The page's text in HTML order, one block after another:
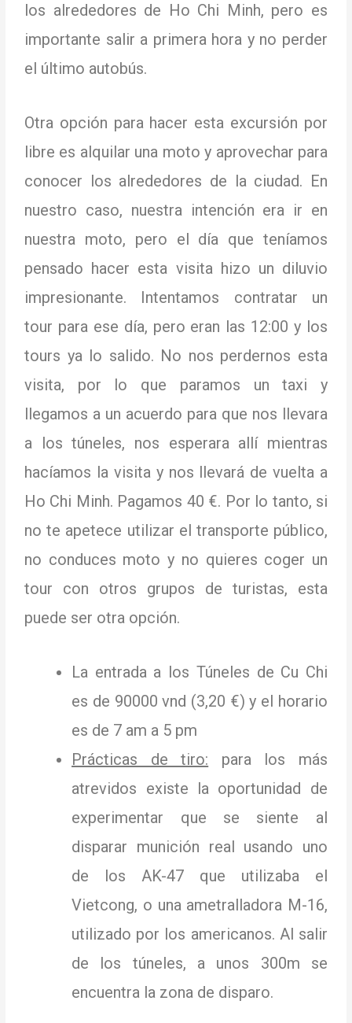
los alrededores de Ho Chi Minh, pero es
importante salir a primera hora y no perder
el último autobús.
Otra opción para hacer esta excursión por
libre es alquilar una moto y aprovechar para
conocer los alrededores de la ciudad. En
nuestro caso, nuestra intención era ir en
nuestra moto, pero el día que teníamos
pensado hacer esta visita hizo un diluvio
impresionante. Intentamos contratar un
tour para ese día, pero eran las 12:00 y los
tours ya lo salido. No nos perdernos esta
visita, por lo que paramos un taxi y
llegamos a un acuerdo para que nos llevara
a los túneles, nos esperara allí mientras
hacíamos la visita y nos llevará de vuelta a
Ho Chi Minh. Pagamos 40 €. Por lo tanto, si
no te apetece utilizar el transporte público,
no conduces moto y no quieres coger un
tour con otros grupos de turistas, esta
puede ser otra opción.
La entrada a los Túneles de Cu Chi
es de 90000 vnd (3,20 €) y el horario
es de 7 am a 5 pm
Prácticas de tiro: para los más
atrevidos existe la oportunidad de
experimentar que se siente al
disparar munición real usando uno
de los AK-47 que utilizaba el
Vietcong, o una ametralladora M-16,
utilizado por los americanos. Al salir
de los túneles, a unos 300m se
encuentra la zona de disparo.